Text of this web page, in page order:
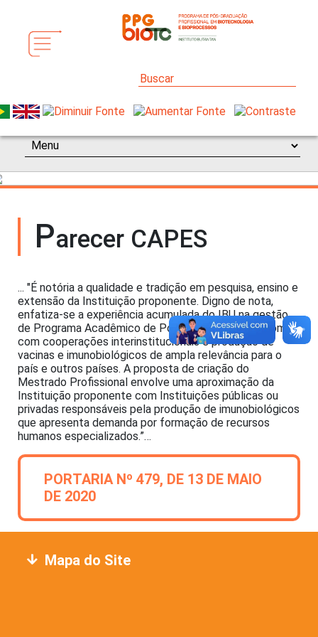
Parecer CAPES
... "É notória a qualidade e tradição em pesquisa, ensino e
extensão da Instituição proponente. Digno de nota,
enfatiza-se a experiência acumulada do IBU na gestão
de Programa Acadêmico de Pós Graduação, bem como
com cooperações interinstitucionais e produção de
vacinas e imunobiológicos de ampla relevância para o
país e outros países. A proposta de criação do
Mestrado Profissional envolve uma aproximação da
Instituição proponente com Instituições públicas ou
privadas responsáveis pela produção de imunobiológicos
que apresenta demanda por formação de recursos
humanos especializados.”…
PORTARIA Nº 479, DE 13 DE MAIO
DE 2020
Mapa do Site